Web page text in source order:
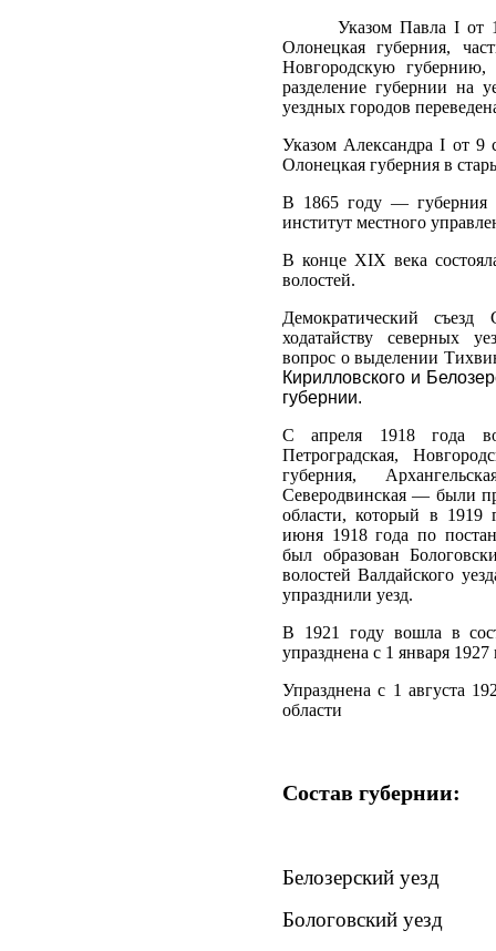
Указом Павла I от 12
Олонецкая губерния,
Новгородскую
разделение губернии на
уездных городов
Указом Александра I от 9
Олонецкая губерния в
В 1865 году — губерния
институт местного
В конце XIX века
волостей.
Демократический
ходатайству северных
вопрос о выделении
Кирилловского и
губер­нии.
С апреля 1918 года
Петроградская,
губерния,
Северодвинская — были
области, который в 1919
июня 1918 года по
был образован
волостей Валдайского
упразднили уезд.
В 1921 году вошла в
упразднена c 1 января 1927
Упразднена c 1 августа
области
Состав губернии:
Белозерский уезд
Бологовский уезд